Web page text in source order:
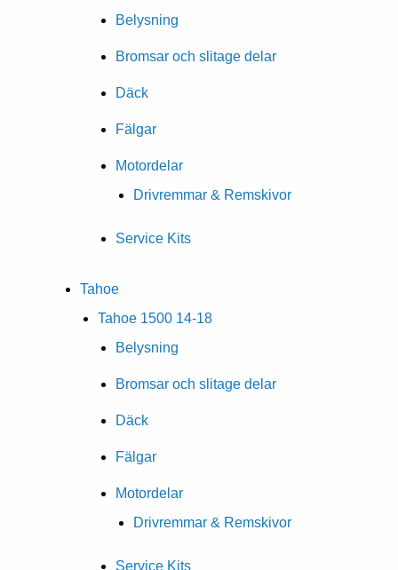
Belysning
Bromsar och slitage delar
Däck
Fälgar
Motordelar
Drivremmar & Remskivor
Service Kits
Tahoe
Tahoe 1500 14-18
Belysning
Bromsar och slitage delar
Däck
Fälgar
Motordelar
Drivremmar & Remskivor
Service Kits